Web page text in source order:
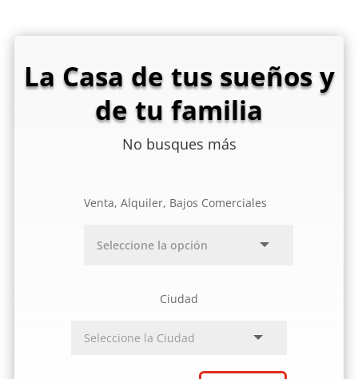
La Casa de tus sueños y
de tu familia
No busques más
Venta, Alquiler, Bajos Comerciales
Ciudad